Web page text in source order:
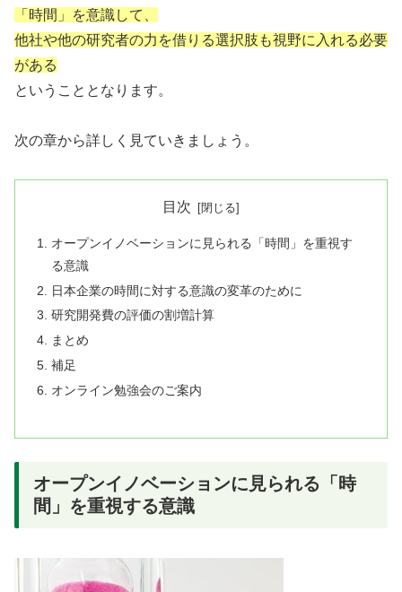
「時間」を意識して、
他社や他の研究者の力を借りる選択肢も視野に入れる必要
がある
ということとなります。
次の章から詳しく見ていきましょう。
目次
オープンイノベーションに見られる「時間」を重視す
る意識
日本企業の時間に対する意識の変革のために
研究開発費の評価の割増計算
まとめ
補足
オンライン勉強会のご案内
オープンイノベーションに見られる「時
間」を重視する意識